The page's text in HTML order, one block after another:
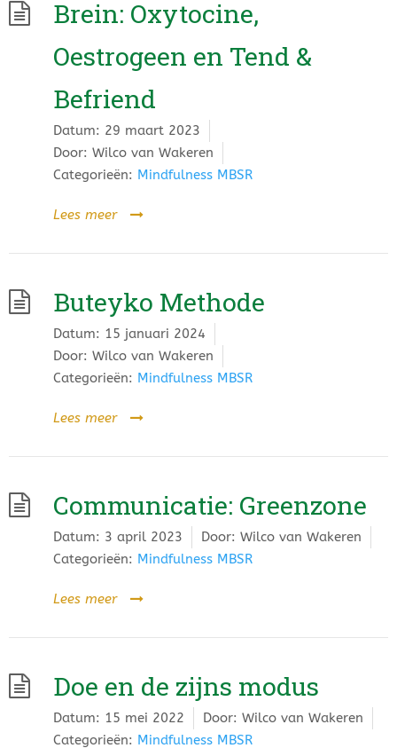
Brein: Oxytocine,
Oestrogeen en Tend &
Befriend
Datum: 29 maart 2023
Door: Wilco van Wakeren
Categorieën: Mindfulness MBSR
Lees meer
Buteyko Methode
Datum: 15 januari 2024
Door: Wilco van Wakeren
Categorieën: Mindfulness MBSR
Lees meer
Communicatie: Greenzone
Datum: 3 april 2023 Door: Wilco van Wakeren
Categorieën: Mindfulness MBSR
Lees meer
Doe en de zijns modus
Datum: 15 mei 2022 Door: Wilco van Wakeren
Categorieën: Mindfulness MBSR